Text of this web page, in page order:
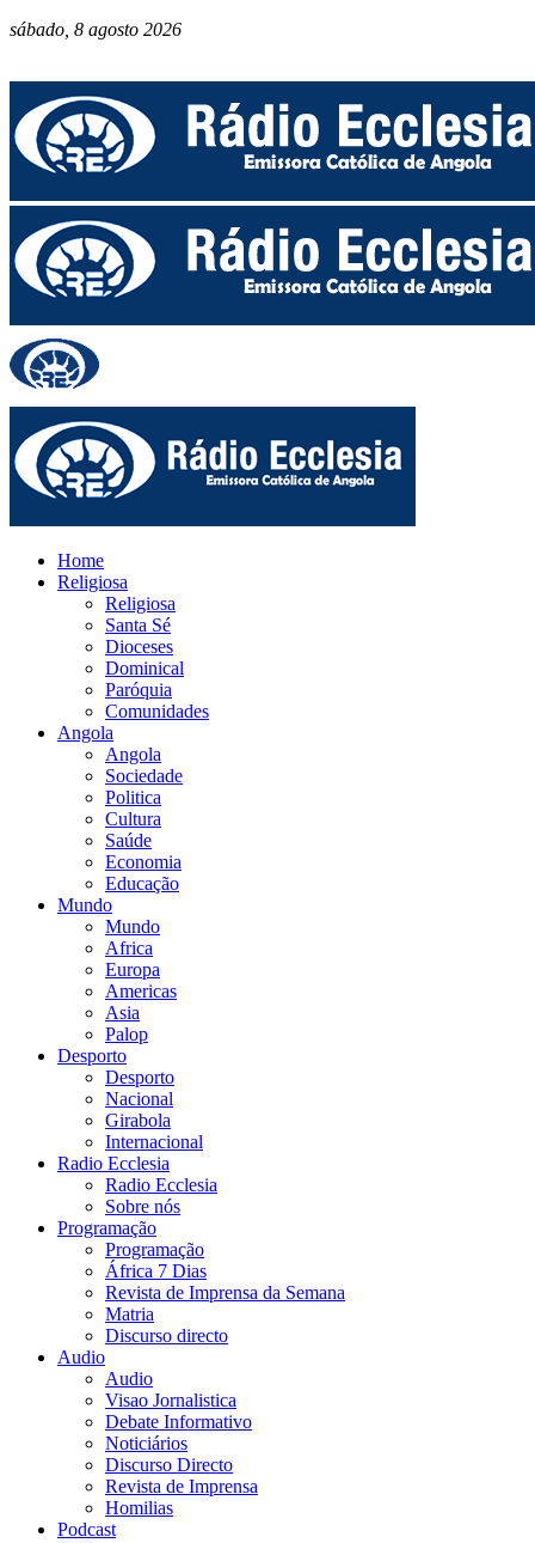
sábado, 8 agosto 2026
Home
Religiosa
Religiosa
Santa Sé
Dioceses
Dominical
Paróquia
Comunidades
Angola
Angola
Sociedade
Politica
Cultura
Saúde
Economia
Educação
Mundo
Mundo
Africa
Europa
Americas
Asia
Palop
Desporto
Desporto
Nacional
Girabola
Internacional
Radio Ecclesia
Radio Ecclesia
Sobre nós
Programação
Programação
África 7 Dias
Revista de Imprensa da Semana
Matria
Discurso directo
Audio
Audio
Visao Jornalistica
Debate Informativo
Noticiários
Discurso Directo
Revista de Imprensa
Homilias
Podcast